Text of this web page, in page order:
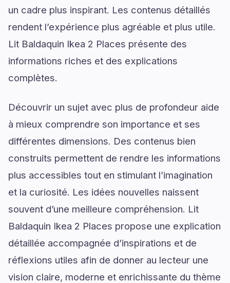
un cadre plus inspirant. Les contenus détaillés
rendent l’expérience plus agréable et plus utile.
Lit Baldaquin Ikea 2 Places présente des
informations riches et des explications
complètes.
Découvrir un sujet avec plus de profondeur aide
à mieux comprendre son importance et ses
différentes dimensions. Des contenus bien
construits permettent de rendre les informations
plus accessibles tout en stimulant l’imagination
et la curiosité. Les idées nouvelles naissent
souvent d’une meilleure compréhension. Lit
Baldaquin Ikea 2 Places propose une explication
détaillée accompagnée d’inspirations et de
réflexions utiles afin de donner au lecteur une
vision claire, moderne et enrichissante du thème